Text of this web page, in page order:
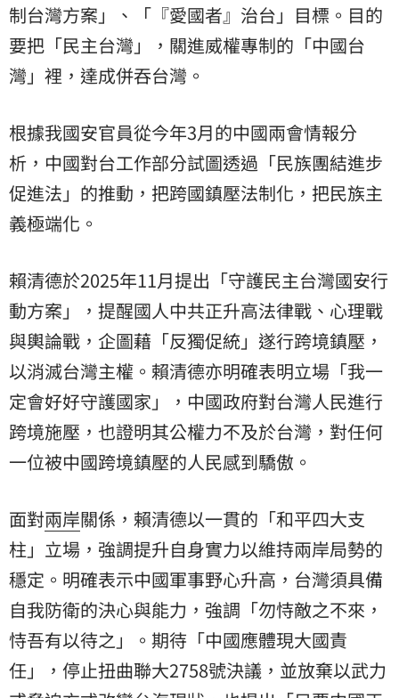
制台灣方案」、「『愛國者』治台」目標。目的
要把「民主台灣」，關進威權專制的「中國台
灣」裡，達成併吞台灣。
根據我國安官員從今年3月的中國兩會情報分
析，中國對台工作部分試圖透過「民族團結進步
促進法」的推動，把跨國鎮壓法制化，把民族主
義極端化。
賴清德於2025年11月提出「守護民主台灣國安行
動方案」，提醒國人中共正升高法律戰、心理戰
與輿論戰，企圖藉「反獨促統」遂行跨境鎮壓，
以消滅台灣主權。賴清德亦明確表明立場「我一
定會好好守護國家」，中國政府對台灣人民進行
跨境施壓，也證明其公權力不及於台灣，對任何
一位被中國跨境鎮壓的人民感到驕傲。
面對兩岸關係，賴清德以一貫的「和平四大支
柱」立場，強調提升自身實力以維持兩岸局勢的
穩定。明確表示中國軍事野心升高，台灣須具備
自我防衛的決心與能力，強調「勿恃敵之不來，
恃吾有以待之」。期待「中國應體現大國責
任」，停止扭曲聯大2758號決議，並放棄以武力